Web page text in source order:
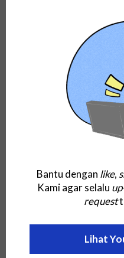
Bidang
Pengembangan,
Teknologi
Inilah 5 Tips
Bantu dengan like,
Kami agar selalu
request
Lihat